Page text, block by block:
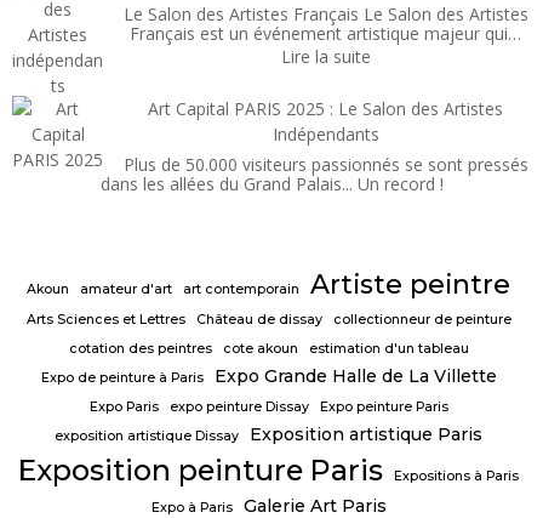
Le Salon des Artistes Français Le Salon des Artistes
Français est un événement artistique majeur qui…
Lire la suite:
des
Artistes
Français
Art Capital PARIS 2025 : Le Salon des Artistes
Indépendants
Plus de 50.000 visiteurs passionnés se sont pressés
dans les allées du Grand Palais... Un record !
Akoun amateur d'art art contemporain Artiste peintre
Arts Sciences et Lettres Château de dissay
collectionneur de peinture
cotation des peintres
cote akoun
estimation d'un tableau
Expo de peinture à Paris
Expo Grande Halle de La Villette
Expo Paris expo peinture Dissay
Expo peinture Paris
exposition artistique Dissay
Exposition artistique Paris
Exposition peinture Paris
Expositions à Paris
Expo à Paris
Galerie Art Paris